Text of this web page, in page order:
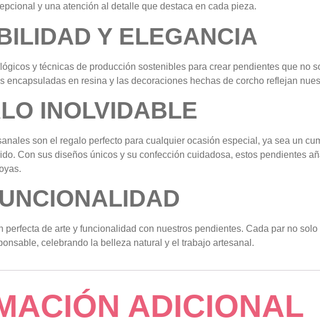
y una atención al detalle que destaca en cada pieza.
Y ELEGANCIA
y técnicas de producción sostenibles para crear pendientes que no
encapsuladas en resina y las decoraciones hechas de corcho reflejan
INOLVIDABLE
son el regalo perfecto para cualquier ocasión especial, ya sea un
Con sus diseños únicos y su confección cuidadosa, estos pendientes
perfecta de arte y funcionalidad con nuestros pendientes. Cada par no
celebrando la belleza natural y el trabajo artesanal.
ADICIONAL